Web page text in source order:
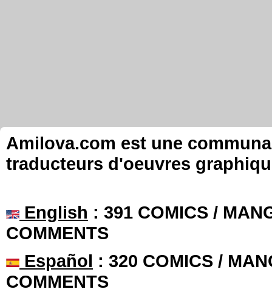
Amilova.com est une
traducteurs d'oeuvres
English : 391 COMICS /
COMMENTS
Español : 320 COMICS /
COMMENTS